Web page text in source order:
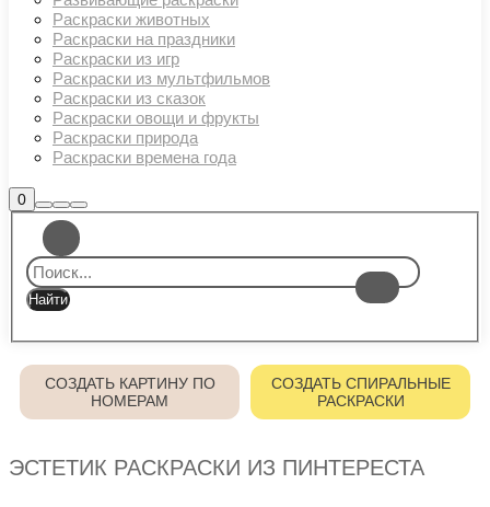
Раскраски животных
Раскраски на праздники
Раскраски из игр
Раскраски из мультфильмов
Раскраски из сказок
Раскраски овощи и фрукты
Раскраски природа
Раскраски времена года
0Боковая
панель
магазина
Найти
Больше
информации
Главное
меню
СОЗДАТЬ КАРТИНУ ПО
НОМЕРАМ
СОЗДАТЬ СПИРАЛЬНЫЕ
РАСКРАСКИ
ЭСТЕТИК РАСКРАСКИ ИЗ ПИНТЕРЕСТА